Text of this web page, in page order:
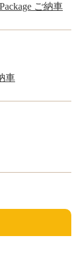
ご納車
車